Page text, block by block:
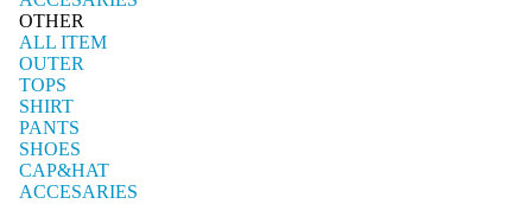
OTHER
ALL ITEM
OUTER
TOPS
SHIRT
PANTS
SHOES
CAP&HAT
ACCESARIES